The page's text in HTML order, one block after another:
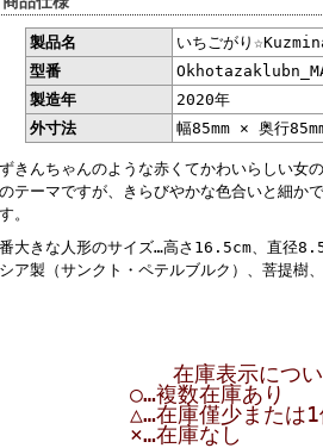
製品名
いちごがり
型番
製造年
2020年
外寸法
幅85mm × 奥行
きんちゃんのような赤くてかわいらしい女
テーマですが、きらびやかな色合いと細か
。
大きな人形のサイズ…高さ16.5cm、直径
ア製（サンクト・ペテルブルク）、菩提樹
在庫表示につい
○…複数在庫あり
△…在庫僅少または
×…在庫なし